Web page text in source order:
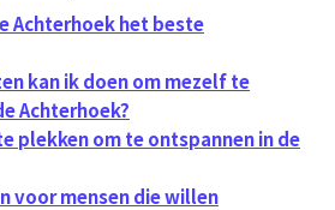
Achterhoek het beste
kan ik doen om mezelf te
Achterhoek?
plekken om te ontspannen in de
voor mensen die willen